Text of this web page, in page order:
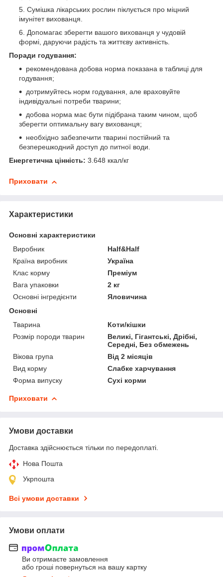
Сумішка лікарських рослин піклується про міцний
імунітет вихованця.
Допомагає зберегти вашого вихованця у чудовій
формі, даруючи радість та життєву активність.
Поради годування:
рекомендована добова норма показана в таблиці для
годування;
дотримуйтесь норм годування, але враховуйте
індивідуальні потреби тварини;
добова норма має бути підібрана таким чином, щоб
зберегти оптимальну вагу вихованця;
необхідно забезпечити тварині постійний та
безперешкодний доступ до питної води.
Енергетична цінність: 3.648 ккал/кг
Приховати
Характеристики
Основні характеристики
Виробник
Half&Half
Країна виробник
Україна
Клас корму
Преміум
Вага упаковки
2 кг
Основні інгредієнти
Яловичина
Основні
Тварина
Коти/кішки
Розмір породи тварин
Великі, Гігантські, Дрібні,
Середні, Без обмежень
Вікова група
Від 2 місяців
Вид корму
Слабке харчування
Форма випуску
Сухі корми
Приховати
Умови доставки
Доставка здійснюється тільки по передоплаті.
Нова Пошта
Укрпошта
Всі умови доставки
Умови оплати
Ви отримаєте замовлення
або гроші повернуться на вашу картку